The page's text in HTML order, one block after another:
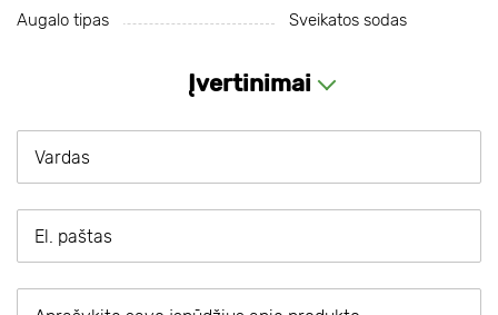
Augalo tipas Sveikatos sodas
Įvertinimai